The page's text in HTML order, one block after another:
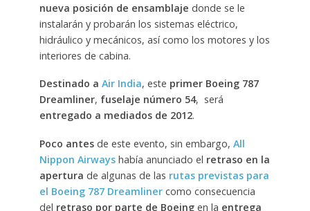
nueva posición de ensamblaje donde se le
instalarán y probarán los sistemas eléctrico,
hidráulico y mecánicos, así como los motores y los
interiores de cabina.
Destinado a Air India, este primer Boeing 787
Dreamliner, fuselaje número 54, será
entregado a mediados de 2012.
Poco antesde este evento, sin embargo, All
Nippon Airwayshabía anunciado el retraso en la
apertura de algunas de las rutas previstas para
el Boeing 787 Dreamlinercomo consecuencia
del retraso por parte de Boeingen la entrega